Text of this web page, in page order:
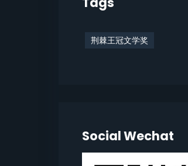
荆棘王冠文学奖
Social Wechat